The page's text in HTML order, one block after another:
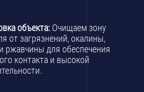
объекта: Очищаем зону
от загрязнений, окалины,
ржавчины для обеспечения
контакта и высокой